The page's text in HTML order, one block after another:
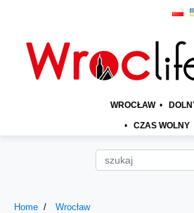
WROCŁAW •
• CZAS WOLNY
Home Wrocław